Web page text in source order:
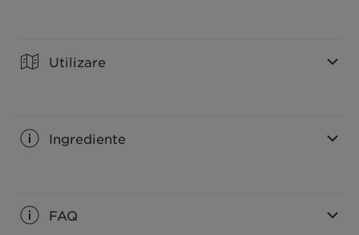
Utilizare
Ingrediente
FAQ